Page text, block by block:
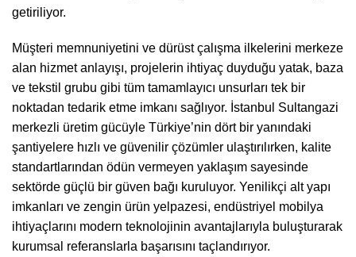
getiriliyor.
Müşteri memnuniyetini ve dürüst çalışma ilkelerini merkeze
alan hizmet anlayışı, projelerin ihtiyaç duyduğu yatak, baza
ve tekstil grubu gibi tüm tamamlayıcı unsurları tek bir
noktadan tedarik etme imkanı sağlıyor. İstanbul Sultangazi
merkezli üretim gücüyle Türkiye’nin dört bir yanındaki
şantiyelere hızlı ve güvenilir çözümler ulaştırılırken, kalite
standartlarından ödün vermeyen yaklaşım sayesinde
sektörde güçlü bir güven bağı kuruluyor. Yenilikçi alt yapı
imkanları ve zengin ürün yelpazesi, endüstriyel mobilya
ihtiyaçlarını modern teknolojinin avantajlarıyla buluşturarak
kurumsal referanslarla başarısını taçlandırıyor.